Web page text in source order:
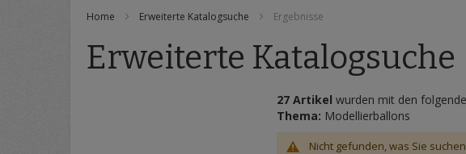
Home Erweiterte Katalogsuche Ergebnisse
Erweiterte Katalogsuche
27 Artikel wurden mit den
Thema: Modellierballons
Nicht gefunden, was Sie